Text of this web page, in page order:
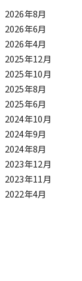
2026年8月
2026年6月
2026年4月
2025年12月
2025年10月
2025年8月
2025年6月
2024年10月
2024年9月
2024年8月
2023年12月
2023年11月
2022年4月